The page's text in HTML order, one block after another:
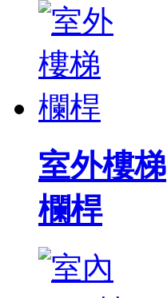
室外樓梯
欄桿